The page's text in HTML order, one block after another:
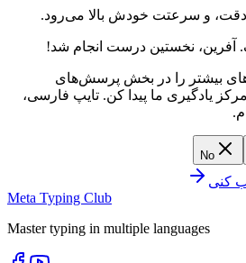
و سرعتت خودش بالا می‌رود.
آفرین، نخستین درست انجام شد!
بیشتر را در بخش پرسش‌های
یادگیری ما پیدا کن. تایپ فارسی،
No
کنی
Meta Typing Club
Master typing in multiple languages